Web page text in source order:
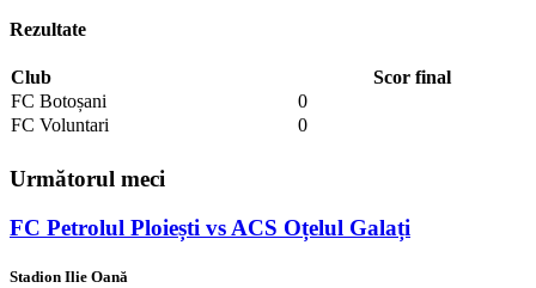
Rezultate
Club
Scor final
FC Botoșani
0
FC Voluntari
0
Următorul meci
FC Petrolul Ploiești vs ACS Oțelul Galați
Stadion Ilie Oană